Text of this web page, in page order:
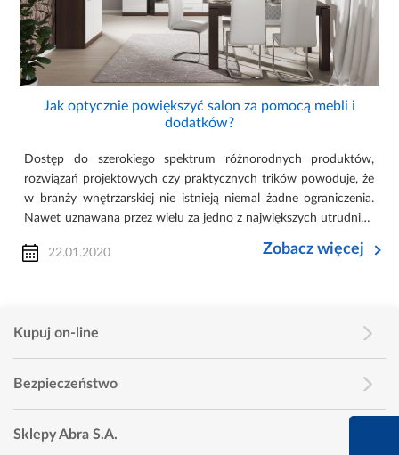
Jak optycznie powiększyć salon za pomocą mebli i
dodatków?
Dostęp do szerokiego spektrum różnorodnych produktów,
rozwiązań projektowych czy praktycznych trików powoduje, że
w branży wnętrzarskiej nie istnieją niemal żadne ograniczenia.
Nawet uznawana przez wielu za jedno z największych utrudnień
potencja...
22.01.2020 Zobacz więcej
Kupuj on-line
Bezpieczeństwo
Sklepy Abra S.A.